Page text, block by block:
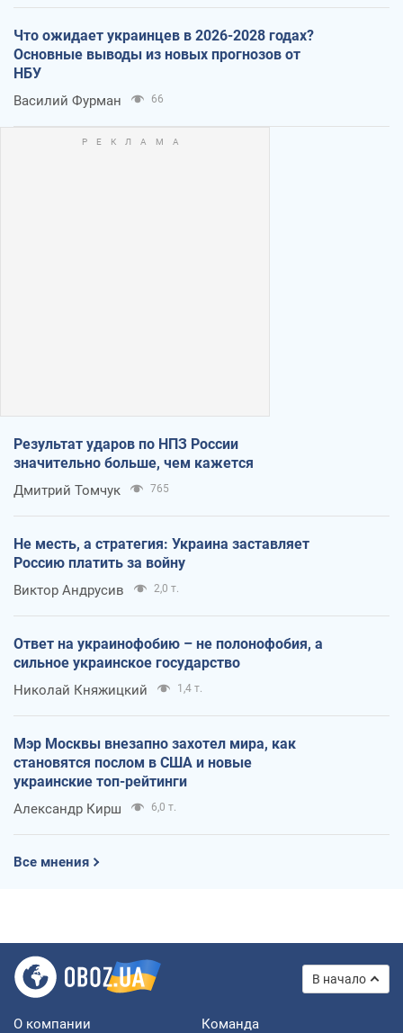
Что ожидает украинцев в 2026-2028 годах?
Основные выводы из новых прогнозов от
НБУ
Василий Фурман 66
Результат ударов по НПЗ России
значительно больше, чем кажется
Дмитрий Томчук 765
Не месть, а стратегия: Украина заставляет
Россию платить за войну
Виктор Андрусив 2,0 т.
Ответ на украинофобию – не полонофобия, а
сильное украинское государство
Николай Княжицкий 1,4 т.
Мэр Москвы внезапно захотел мира, как
становятся послом в США и новые
украинские топ-рейтинги
Александр Кирш 6,0 т.
Все мнения
В начало
О компании Команда